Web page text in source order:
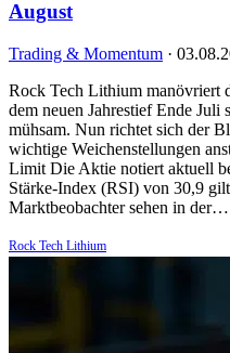
August
Trading & Momentum ·
Rock Tech Lithium manövriert
dem neuen Jahrestief Ende
mühsam. Nun richtet sich der
wichtige Weichenstellungen
Limit Die Aktie notiert aktuell
Stärke-Index (RSI) von 30,9
Marktbeobachter sehen in der…
Rock Tech Lithium